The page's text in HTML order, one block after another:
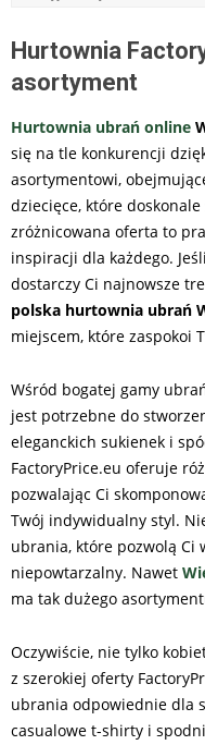
Hurtownia
asortyment
Hurtownia ubrań online
się na tle konkurencji
asortymentowi,
dziecięce, które doskonale
zróżnicowana oferta to
inspiracji dla każdego.
dostarczy Ci najnowsze
polska hurtownia ubrań
miejscem, które zaspokoi
Wśród bogatej gamy
jest potrzebne do
eleganckich sukienek i
FactoryPrice.eu oferuje
pozwalając Ci
Twój indywidualny styl.
ubrania, które pozwolą Ci
niepowtarzalny. Nawet
ma tak dużego
Oczywiście, nie tylko
z szerokiej oferty
ubrania odpowiednie dla
casualowe t-shirty i